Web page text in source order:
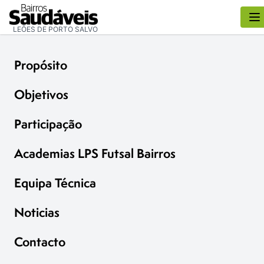
LEÕES DE PORTO SALVO
Propósito
Objetivos
Participação
Academias LPS Futsal Bairros
Equipa Técnica
Noticias
Contacto